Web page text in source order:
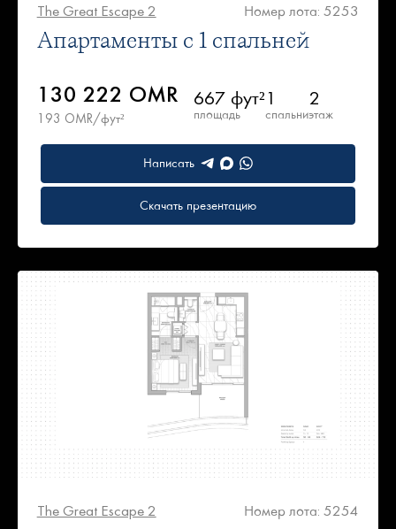
The Great Escape 2 Номер лота: 5253
Апартаменты с 1 спальней
130 222 OMR
193 OMR/фут²
667 фут²
площадь
1
спальни
2
этаж
Написать
Скачать презентацию
The Great Escape 2 Номер лота: 5254